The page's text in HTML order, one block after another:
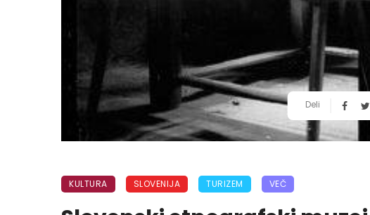
Deli
KULTURA SLOVENIJA TURIZEM VEČ